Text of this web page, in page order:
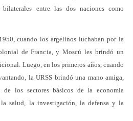
entre las dos naciones como
cuando los argelinos luchaban por la
de Francia, y Moscú les brindó un
Luego, en los primeros años, cuando
la URSS brindó una mano amiga,
de los sectores básicos de la economía
salud, la investigación, la defensa y la